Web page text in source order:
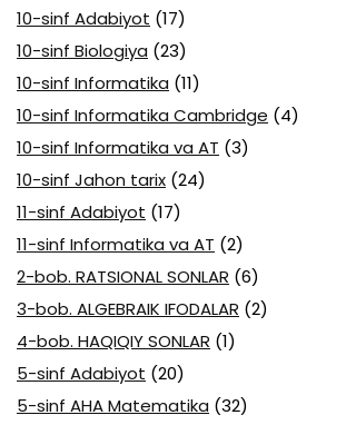
10-sinf Adabiyot (17)
10-sinf Biologiya (23)
10-sinf Informatika (11)
10-sinf Informatika Cambridge (4)
10-sinf Informatika va AT (3)
10-sinf Jahon tarix (24)
11-sinf Adabiyot (17)
11-sinf Informatika va AT (2)
2-bob. RATSIONAL SONLAR (6)
3-bob. ALGEBRAIK IFODALAR (2)
4-bob. HAQIQIY SONLAR (1)
5-sinf Adabiyot (20)
5-sinf AHA Matematika (32)